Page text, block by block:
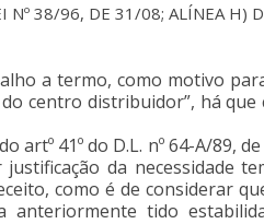
Nº 38/96, DE 31/08; ALÍNEA H)
a termo, como motivo
centro distribuidor”, há
artº 41º do D.L. nº 64-A/
da
como é de considerar
anteriormente tido